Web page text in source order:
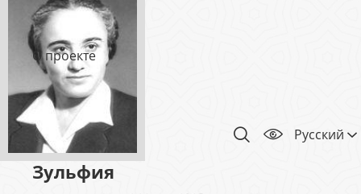
О проекте
Русский
Зульфия